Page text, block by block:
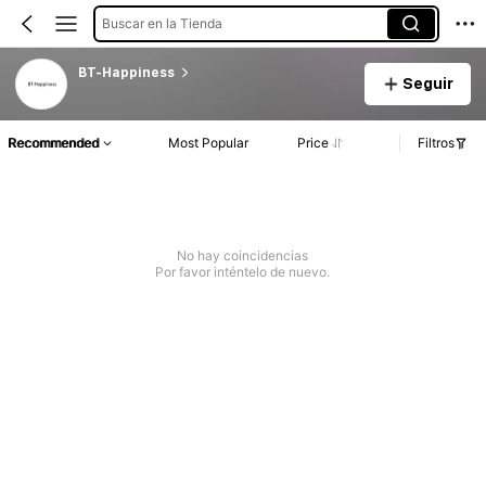
Buscar en la Tienda
BT-Happiness
Seguir
Recommended Most Popular Price Filtros
No hay coincidencias
Por favor inténtelo de nuevo.